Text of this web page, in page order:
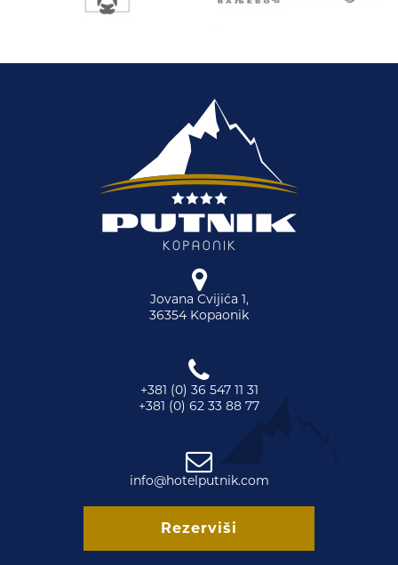
Jovana Cvijića 1,
36354 Kopaonik
+381 (0) 36 547 11 31
+381 (0) 62 33 88 77
info@hotelputnik.com
Rezerviši